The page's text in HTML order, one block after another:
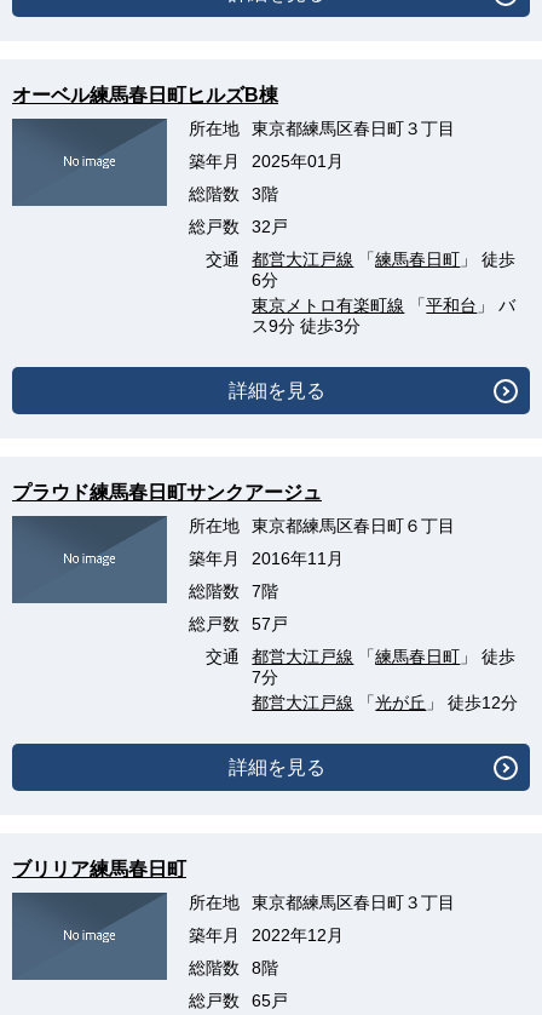
オーベル練馬春日町ヒルズB棟
所在地
東京都練馬区春日町３丁目
築年月
2025年01月
総階数
3階
総戸数
32戸
交通
都営大江戸線 「練馬春日町 」 徒歩
6分
東京メトロ有楽町線 「平和台 」 バ
ス9分 徒歩3分
詳細を見る
プラウド練馬春日町サンクアージュ
所在地
東京都練馬区春日町６丁目
築年月
2016年11月
総階数
7階
総戸数
57戸
交通
都営大江戸線 「練馬春日町 」 徒歩
7分
都営大江戸線 「光が丘 」 徒歩12分
詳細を見る
ブリリア練馬春日町
所在地
東京都練馬区春日町３丁目
築年月
2022年12月
総階数
8階
総戸数
65戸